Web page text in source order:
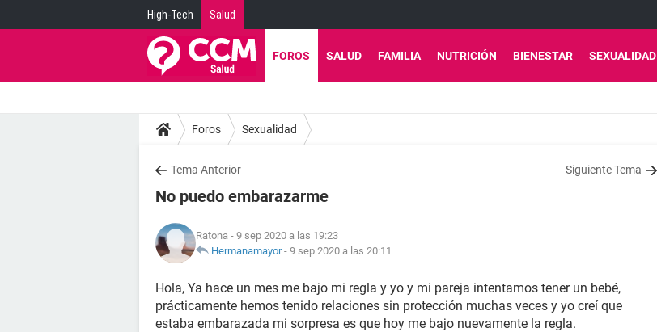
High-Tech Salud
FOROS SALUD FAMILIA NUTRICIÓN BIENESTAR SEXUALIDAD
Foros Sexualidad
Tema Anterior Siguiente Tema
No puedo embarazarme
Ratona - 9 sep 2020 a las 19:23
Hermanamayor- 9 sep 2020 a las 20:11
Hola, Ya hace un mes me bajo mi regla y yo y mi pareja intentamos tener un bebé,
prácticamente hemos tenido relaciones sin protección muchas veces y yo creí que
estaba embarazada mi sorpresa es que hoy me bajo nuevamente la regla.